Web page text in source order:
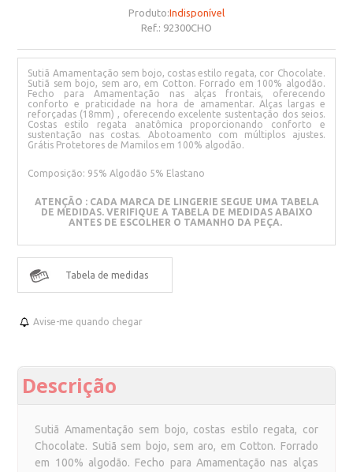
Produto:Indisponível
Ref.: 92300CHO
Sutiã Amamentação sem bojo, costas estilo regata, cor Chocolate.
Sutiã sem bojo, sem aro, em Cotton. Forrado em 100% algodão.
Fecho para Amamentação nas alças frontais, oferecendo
conforto e praticidade na hora de amamentar. Alças largas e
reforçadas (18mm) , oferecendo excelente sustentação dos seios.
Costas estilo regata anatômica proporcionando conforto e
sustentação nas costas. Abotoamento com múltiplos ajustes.
Grátis Protetores de Mamilos em 100% algodão.
Composição: 95% Algodão 5% Elastano
ATENÇÃO : CADA MARCA DE LINGERIE SEGUE UMA TABELA
DE MEDIDAS. VERIFIQUE A TABELA DE MEDIDAS ABAIXO
ANTES DE ESCOLHER O TAMANHO DA PEÇA.
Tabela de medidas
Avise-me quando chegar
Descrição
Sutiã Amamentação sem bojo, costas estilo regata, cor
Chocolate. Sutiã sem bojo, sem aro, em Cotton. Forrado
em 100% algodão. Fecho para Amamentação nas alças